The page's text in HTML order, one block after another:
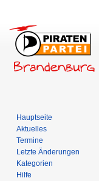
Hauptseite
Aktuelles
Termine
Letzte Änderungen
Kategorien
Hilfe